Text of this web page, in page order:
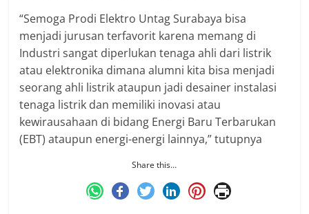
“Semoga Prodi Elektro Untag Surabaya bisa
menjadi jurusan terfavorit karena memang di
Industri sangat diperlukan tenaga ahli dari listrik
atau elektronika dimana alumni kita bisa menjadi
seorang ahli listrik ataupun jadi desainer instalasi
tenaga listrik dan memiliki inovasi atau
kewirausahaan di bidang Energi Baru Terbarukan
(EBT) ataupun energi-energi lainnya,” tutupnya
Share this…